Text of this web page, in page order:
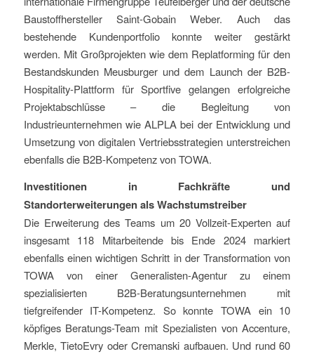
Baustoffhersteller Saint-Gobain Weber. Auch das
bestehende Kundenportfolio konnte weiter gestärkt
werden. Mit Großprojekten wie dem Replatforming für den
Bestandskunden Meusburger und dem Launch der B2B-
Hospitality-Plattform für Sportfive gelangen erfolgreiche
Projektabschlüsse – die Begleitung von
Industrieunternehmen wie ALPLA bei der Entwicklung und
Umsetzung von digitalen Vertriebsstrategien unterstreichen
ebenfalls die B2B-Kompetenz von TOWA.
Investitionen in Fachkräfte und
Standorterweiterungen als Wachstumstreiber
Die Erweiterung des Teams um 20 Vollzeit-Experten auf
insgesamt 118 Mitarbeitende bis Ende 2024 markiert
ebenfalls einen wichtigen Schritt in der Transformation von
TOWA von einer Generalisten-Agentur zu einem
spezialisierten B2B-Beratungsunternehmen mit
tiefgreifender IT-Kompetenz. So konnte TOWA ein 10
köpfiges Beratungs-Team mit Spezialisten von Accenture,
Merkle, TietoEvry oder Cremanski aufbauen. Und rund 60